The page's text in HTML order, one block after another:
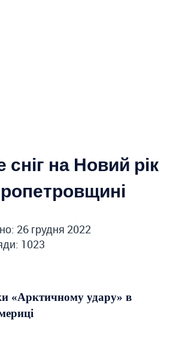
сніг на Новий рік
26 грудня 2022
1023
«Арктичному удару» в